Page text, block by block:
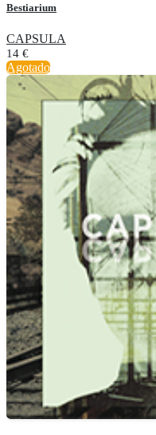
Bestiarium
CAPSULA
14 €
Agotado